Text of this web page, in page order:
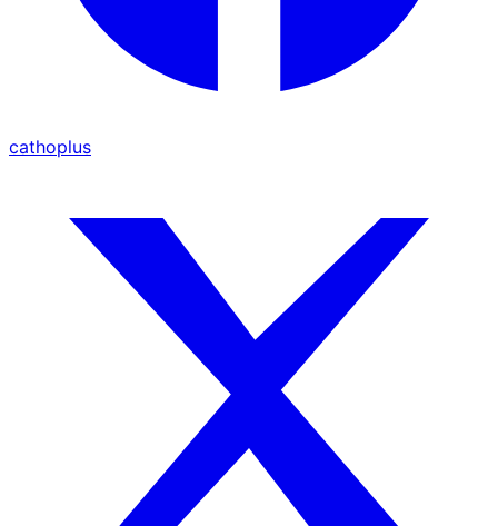
cathoplus